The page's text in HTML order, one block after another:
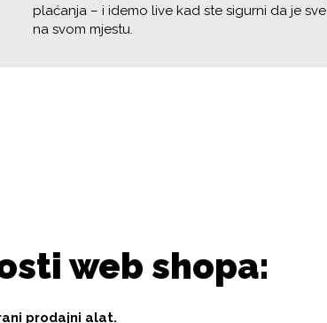
plaćanja – i idemo live kad ste sigurni da je sve
na svom mjestu.
web shopa:
prodajni alat.